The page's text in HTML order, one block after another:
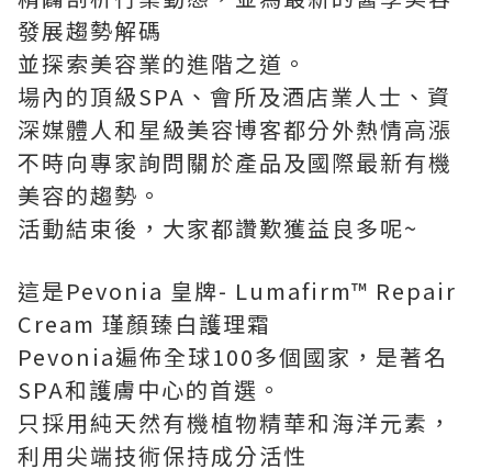
發展趨勢解碼
並探索美容業的進階之道。
場內的頂級SPA、會所及酒店業人士、資
深媒體人和星級美容博客都分外熱情高漲
不時向專家詢問關於產品及國際最新有機
美容的趨勢。
活動結束後，大家都讚歎獲益良多呢~
這是Pevonia 皇牌- Lumafirm™ Repair
Cream 瑾顏臻白護理霜
Pevonia遍佈全球100多個國家，是著名
SPA和護膚中心的首選。
只採用純天然有機植物精華和海洋元素，
利用尖端技術保持成分活性